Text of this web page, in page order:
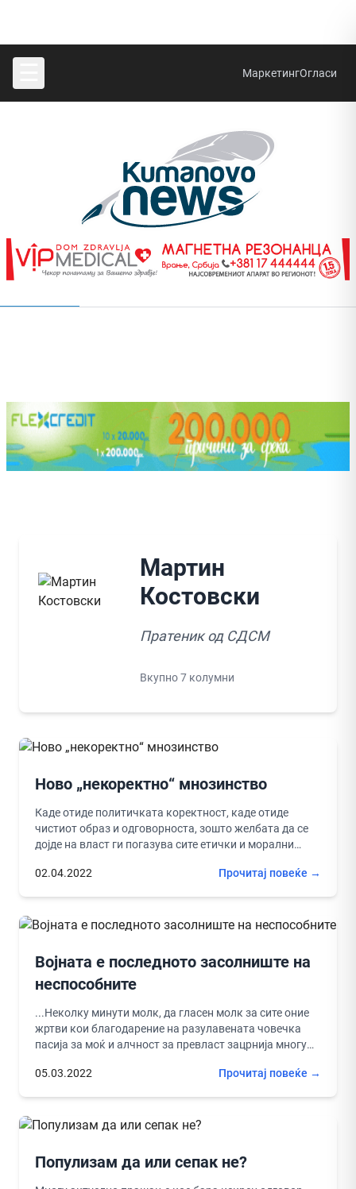
МаркетингОгласи
Мартин
Костовски
Пратеник од СДСМ
Вкупно 7 колумни
Ново „некоректно“ мнозинство
Каде отиде политичката коректност, каде отиде
чистиот образ и одговорноста, зошто желбата да се
дојде на власт ги погазува сите етички и морални
02.04.2022
Прочитај повеќе →
Војната е последното засолниште на
неспособните
...Неколку минути молк, да гласен молк за сите оние
жртви кои благодарение на разулавената човечка
пасија за моќ и алчност за превласт зацрнија многу
05.03.2022
Прочитај повеќе →
Популизам да или сепак не?